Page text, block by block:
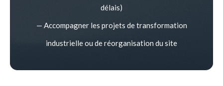
délais)
— Accompagner les projets de transformation
industrielle ou de réorganisation du site